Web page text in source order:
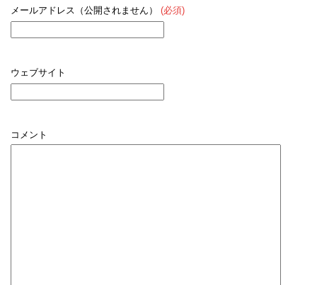
メールアドレス（公開されません） (必須)
ウェブサイト
コメント